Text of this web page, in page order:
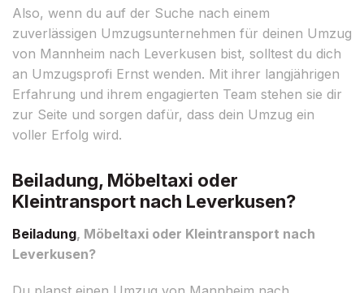
Also, wenn du auf der Suche nach einem
zuverlässigen Umzugsunternehmen für deinen Umzug
von Mannheim nach Leverkusen bist, solltest du dich
an Umzugsprofi Ernst wenden. Mit ihrer langjährigen
Erfahrung und ihrem engagierten Team stehen sie dir
zur Seite und sorgen dafür, dass dein Umzug ein
voller Erfolg wird.
Beiladung, Möbeltaxi oder
Kleintransport nach Leverkusen?
Beiladung, Möbeltaxi oder Kleintransport nach
Leverkusen?